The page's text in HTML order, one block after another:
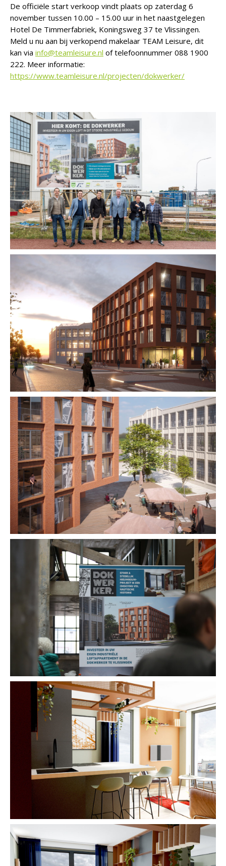
De officiële start verkoop vindt plaats op zaterdag 6
november tussen 10.00 – 15.00 uur in het naastgelegen
Hotel De Timmerfabriek, Koningsweg 37 te Vlissingen.
Meld u nu aan bij verkopend makelaar TEAM Leisure, dit
kan via info@teamleisure.nl of telefoonnummer 088 1900
222. Meer informatie:
https://www.teamleisure.nl/projecten/dokwerker/